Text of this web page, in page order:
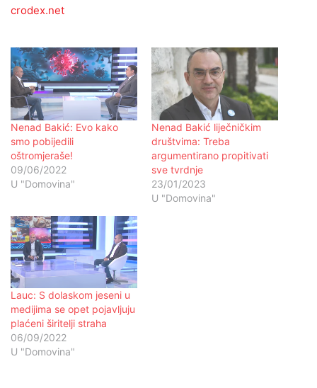
crodex.net
Nenad Bakić: Evo kako
smo pobijedili
oštromjeraše!
09/06/2022
U "Domovina"
Nenad Bakić liječničkim
društvima: Treba
argumentirano propitivati
sve tvrdnje
23/01/2023
U "Domovina"
Lauc: S dolaskom jeseni u
medijima se opet pojavljuju
plaćeni širitelji straha
06/09/2022
U "Domovina"